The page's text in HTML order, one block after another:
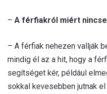
– A férfiakról miért
– A férfiak nehezen vallják
mindig él az a hit, hogy a
segítséget kér, például
sokkal kevesebben jutnak